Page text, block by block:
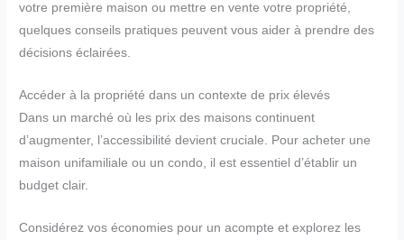
votre première maison ou mettre en vente votre propriété,
quelques conseils pratiques peuvent vous aider à prendre des
décisions éclairées.
Accéder à la propriété dans un contexte de prix élevés
Dans un marché où les prix des maisons continuent
d’augmenter, l’accessibilité devient cruciale. Pour acheter une
maison unifamiliale ou un condo, il est essentiel d’établir un
budget clair.
Considérez vos économies pour un acompte et explorez les